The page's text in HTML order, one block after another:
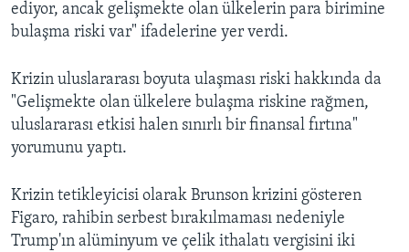
ediyor, ancak gelişmekte olan ülkelerin para birimine
bulaşma riski var" ifadelerine yer verdi.
Krizin uluslararası boyuta ulaşması riski hakkında da
"Gelişmekte olan ülkelere bulaşma riskine rağmen,
uluslararası etkisi halen sınırlı bir finansal fırtına"
yorumunu yaptı.
Krizin tetikleyicisi olarak Brunson krizini gösteren
Figaro, rahibin serbest bırakılmaması nedeniyle
Trump'ın alüminyum ve çelik ithalatı vergisini iki